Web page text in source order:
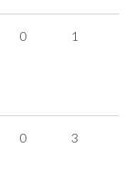
0 1
0 3